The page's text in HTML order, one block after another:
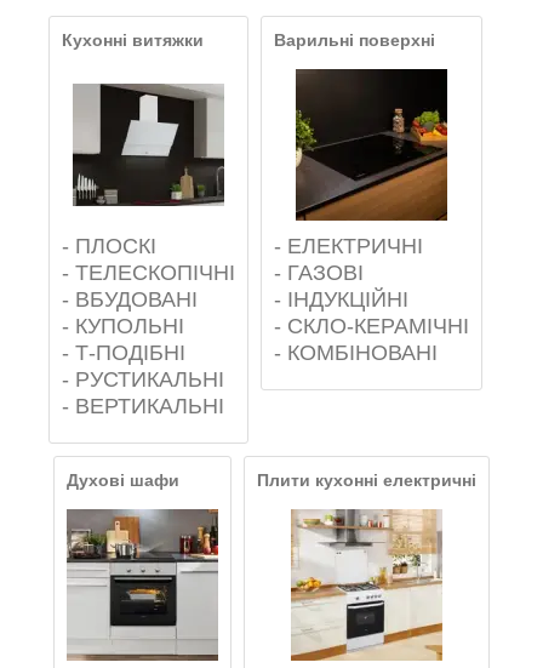
Кухонні витяжки
- ПЛОСКІ
- ТЕЛЕСКОПІЧНІ
- ВБУДОВАНІ
- КУПОЛЬНІ
- Т-ПОДІБНІ
- РУСТИКАЛЬНІ
- ВЕРТИКАЛЬНІ
Варильні поверхні
- ЕЛЕКТРИЧНІ
- ГАЗОВІ
- ІНДУКЦІЙНІ
- СКЛО-КЕРАМІЧНІ
- КОМБІНОВАНІ
Духові шафи Плити кухонні електричні